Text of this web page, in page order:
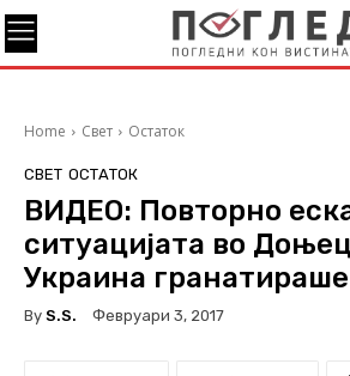
Home Свет Остаток
СВЕТ ОСТАТОК
ВИДЕО: Повторно
ситуацијата во
Украина
By S.s. Февруари 3, 2017